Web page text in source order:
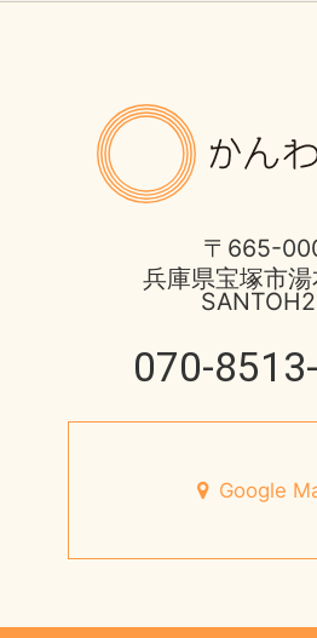
ほっとひと息
円形脱毛症
8月営業日のお知らせ
酷暑に負けない体つくり
未来の健康を支える
宝塚市 メニエール病 20代 女性
メニエル病・突発性難聴のケア
〒665-
兵庫県宝塚市
070-
Google